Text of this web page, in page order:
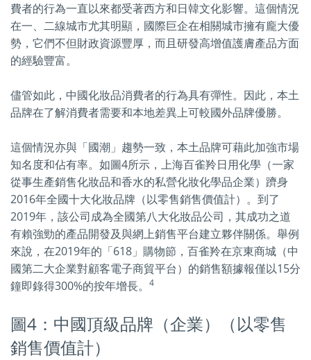
費者的行為一直以來都受著西方和日韓文化影響。這個情況
在一、二線城市尤其明顯，國際巨企在相關城市擁有龐大優
勢，它們不但財政資源豐厚，而且研發高增值護膚產品方面
的經驗豐富。
儘管如此，中國化妝品消費者的行為具有彈性。因此，本土
品牌在了解消費者需要和本地差異上可較國外品牌優勝。
這個情況亦與「國潮」趨勢一致，本土品牌可藉此加強市場
知名度和佔有率。如圖4所示，上海百雀羚日用化學（一家
從事生產銷售化妝品和香水的私營化妝化學品企業）躋身
2016年全國十大化妝品牌（以零售銷售價值計）。到了
2019年，該公司成為全國第八大化妝品公司，其成功之道
有賴強勁的產品開發及與網上銷售平台建立夥伴關係。舉例
來說，在2019年的「618」購物節，百雀羚在京東商城（中
國第二大企業對顧客電子商貿平台）的銷售額據報僅以15分
鐘即錄得300%的按年增長。
4
圖4：中國頂級品牌（企業）（以零售
銷售價值計）